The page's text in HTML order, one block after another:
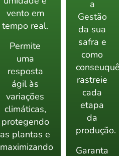
vento em
tempo real.
Permite
uma
resposta
ágil às
variações
climáticas,
protegendo
as plantas e
maximizando
a
Gestão
da sua
safra e
como
rastreie
cada
etapa
da
produção.
Garanta